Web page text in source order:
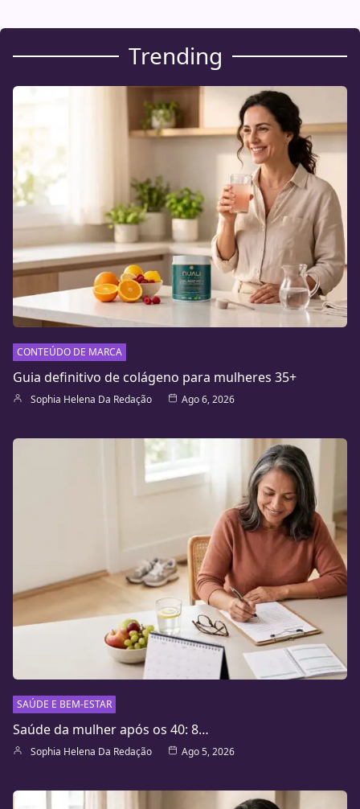
Trending
CONTEÚDO DE MARCA
Guia definitivo de colágeno para mulheres 35+
Sophia Helena Da Redação Ago 6, 2026
SAÚDE E BEM-ESTAR
Saúde da mulher após os 40: 8…
Sophia Helena Da Redação Ago 5, 2026